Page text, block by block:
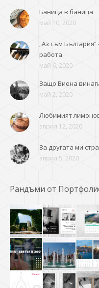
Баница в баница
май 10, 2020
„Аз съм
работа
май 6, 2020
Защо Виена
май 2, 2020
Любимият
април 12, 2020
За другата ми
април 5, 2020
Рандъми от